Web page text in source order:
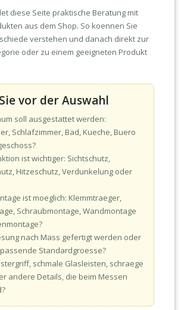
diese Seite praktische Beratung mit
aus dem Shop. So koennen Sie
verstehen und danach direkt zur
oder zu einem geeigneten Produkt
vor der Auswahl
soll ausgestattet werden:
Schlafzimmer, Bad, Kueche, Buero
ist wichtiger: Sichtschutz,
Hitzeschutz, Verdunkelung oder
ist moeglich: Klemmtraeger,
Schraubmontage, Wandmontage
nach Mass gefertigt werden oder
Standardgroesse?
schmale Glasleisten, schraege
andere Details, die beim Messen